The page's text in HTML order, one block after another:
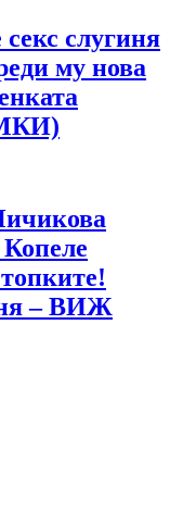
слугиня
му нова
– ВИЖ